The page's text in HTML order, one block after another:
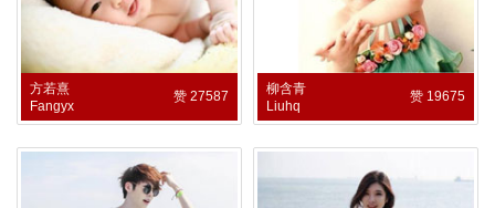
方若熹
Fangyx
赞 27587
柳含青
Liuhq
赞 19675